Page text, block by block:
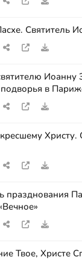
Святитель
Иоанну
в
Христу.
празднования
Твое, Христе